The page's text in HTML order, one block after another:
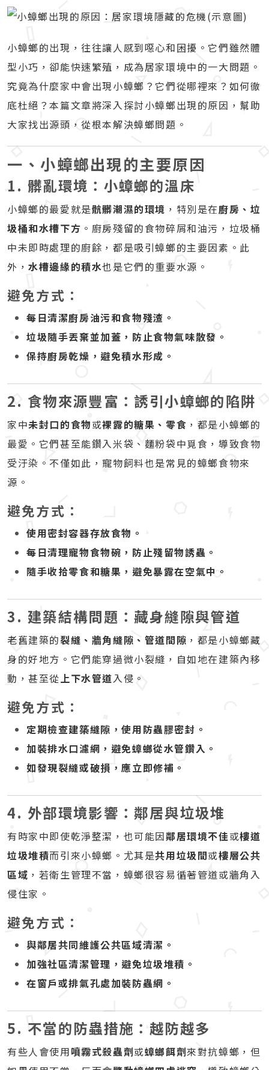
小蟑螂的出現，往往讓人感到噁心和困擾。它們雖然體
型小巧，卻能快速繁殖，成為居家環境中的一大問題。
究竟為什麼家中會出現小蟑螂？它們從哪裡來？如何徹
底杜絕？本篇文章將深入探討小蟑螂出現的原因，幫助
大家找出源頭，從根本解決蟑螂問題。
一、小蟑螂出現的主要原因
1. 髒亂環境：小蟑螂的溫床
小蟑螂的最愛就是骯髒潮濕的環境 ，特別是在廚房、垃
圾桶和水槽下方 。廚房殘留的食物碎屑和油污，垃圾桶
中未即時處理的廚餘，都是吸引蟑螂的主要因素。此
外，水槽邊緣的積水也是它們的重要水源。
避免方式：
每日清潔廚房油污和食物殘渣。
垃圾隨手丟棄並加蓋，防止食物氣味散發。
保持廚房乾燥，避免積水形成。
2. 食物來源豐富：誘引小蟑螂的陷阱
家中未封口的食物或裸露的糖果、零食 ，都是小蟑螂的
最愛。它們甚至能鑽入米袋、麵粉袋中覓食，導致食物
受汙染。不僅如此，寵物飼料也是常見的蟑螂食物來
源。
避免方式：
使用密封容器存放食物。
每日清理寵物食物碗，防止殘留物誘蟲。
隨手收拾零食和糖果，避免暴露在空氣中。
3. 建築結構問題：藏身縫隙與管道
老舊建築的裂縫、牆角縫隙、管道間隙 ，都是小蟑螂藏
身的好地方。它們能穿過微小裂縫，自如地在建築內移
動，甚至從 上下水管道入侵。
避免方式：
定期檢查建築縫隙，使用防蟲膠密封。
加裝排水口濾網，避免蟑螂從水管鑽入。
如發現裂縫或破損，應立即修補。
4. 外部環境影響：鄰居與垃圾堆
有時家中即使乾淨整潔，也可能因鄰居環境不佳或樓道
垃圾堆積而引來小蟑螂。尤其是共用垃圾間或樓層公共
區域 ，若衛生管理不當，蟑螂很容易循著管道或牆角入
侵住家。
避免方式：
與鄰居共同維護公共區域清潔。
加強社區清潔管理，避免垃圾堆積。
在窗戶或排氣孔處加裝防蟲網。
5. 不當的防蟲措施：越防越多
有些人會使用噴霧式殺蟲劑或蟑螂餌劑來對抗蟑螂，但